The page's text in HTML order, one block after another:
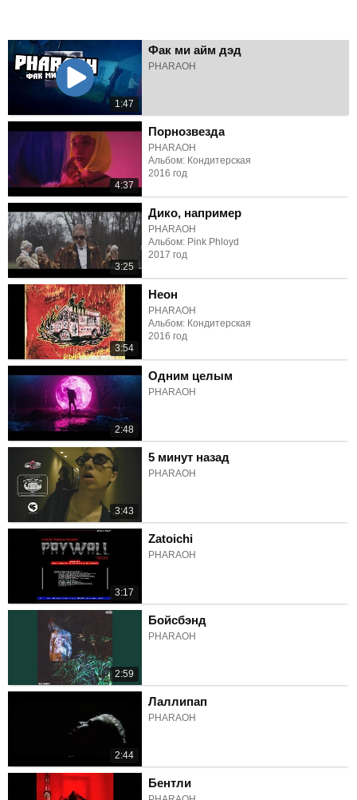
1:47
Фак ми айм дэд
PHARAOH
4:37
Порнозвезда
PHARAOH
Альбом: Кондитерская
2016 год
3:25
Дико, например
PHARAOH
Альбом: Pink Phloyd
2017 год
3:54
Неон
PHARAOH
Альбом: Кондитерская
2016 год
2:48
Одним целым
PHARAOH
3:43
5 минут назад
PHARAOH
3:17
Zatoichi
PHARAOH
2:59
Бойсбэнд
PHARAOH
2:44
Лаллипап
PHARAOH
Бентли